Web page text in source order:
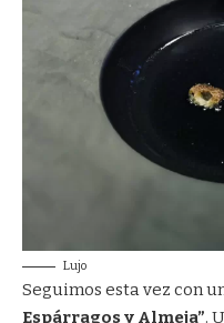
Lujo
Seguimos esta vez con
Espárragos y Almeja”.